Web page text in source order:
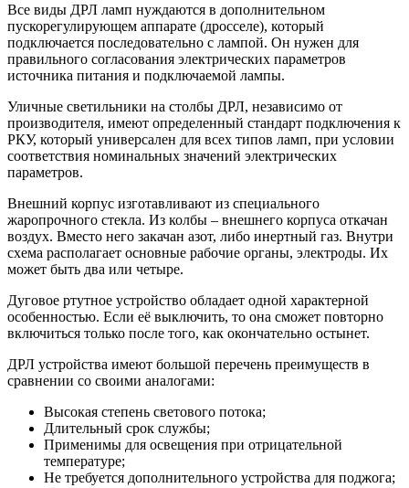
Все виды ДРЛ ламп нуждаются в дополнительном
пускорегулирующем аппарате (дросселе), который
подключается последовательно с лампой. Он нужен для
правильного согласования электрических параметров
источника питания и подключаемой лампы.
Уличные светильники на столбы ДРЛ, независимо от
производителя, имеют определенный стандарт подключения к
РКУ, который универсален для всех типов ламп, при условии
соответствия номинальных значений электрических
параметров.
Внешний корпус изготавливают из специального
жаропрочного стекла. Из колбы – внешнего корпуса откачан
воздух. Вместо него закачан азот, либо инертный газ. Внутри
схема располагает основные рабочие органы, электроды. Их
может быть два или четыре.
Дуговое ртутное устройство обладает одной характерной
особенностью. Если её выключить, то она сможет повторно
включиться только после того, как окончательно остынет.
ДРЛ устройства имеют большой перечень преимуществ в
сравнении со своими аналогами:
Высокая степень светового потока;
Длительный срок службы;
Применимы для освещения при отрицательной
температуре;
Не требуется дополнительного устройства для поджога;